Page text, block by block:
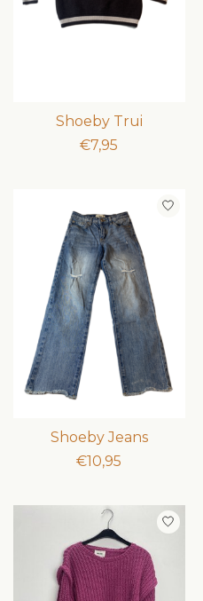
Shoeby Trui
€7,95
Shoeby Jeans
€10,95